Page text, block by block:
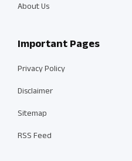
About Us
Important Pages
Privacy Policy
Disclaimer
Sitemap
RSS Feed